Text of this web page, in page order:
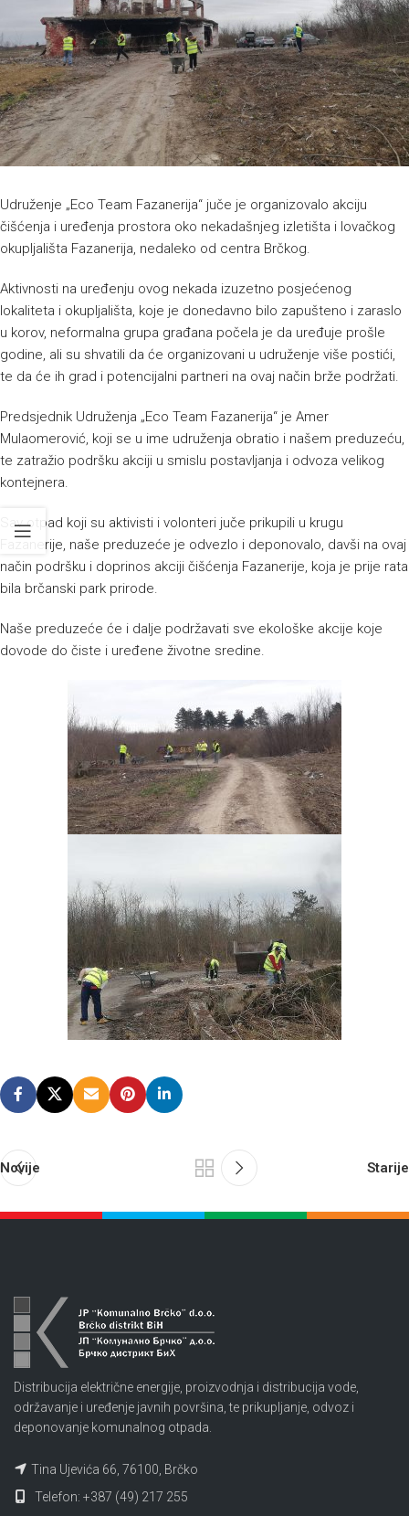
Udruženje „Eco Team Fazanerija“ juče je organizovalo akciju
čišćenja i uređenja prostora oko nekadašnjeg izletišta i lovačkog
okupljališta Fazanerija, nedaleko od centra Brčkog.
Aktivnosti na uređenju ovog nekada izuzetno posjećenog
lokaliteta i okupljališta, koje je donedavno bilo zapušteno i zaraslo
u korov, neformalna grupa građana počela je da uređuje prošle
godine, ali su shvatili da će organizovani u udruženje više postići,
te da će ih grad i potencijalni partneri na ovaj način brže podržati.
Predsjednik Udruženja „Eco Team Fazanerija“ je Amer
Mulaomerović, koji se u ime udruženja obratio i našem preduzeću,
te zatražio podršku akciji u smislu postavljanja i odvoza velikog
kontejnera.
Sav otpad koji su aktivisti i volonteri juče prikupili u krugu
Fazanerije, naše preduzeće je odvezlo i deponovalo, davši na ovaj
način podršku i doprinos akciji čišćenja Fazanerije, koja je prije rata
bila brčanski park prirode.
Naše preduzeće će i dalje podržavati sve ekološke akcije koje
dovode do čiste i uređene životne sredine.
Novije Starije
Distribucija električne energije, proizvodnja i distribucija vode,
održavanje i uređenje javnih površina, te prikupljanje, odvoz i
deponovanje komunalnog otpada.
Tina Ujevića 66, 76100, Brčko
Telefon: +387 (49) 217 255